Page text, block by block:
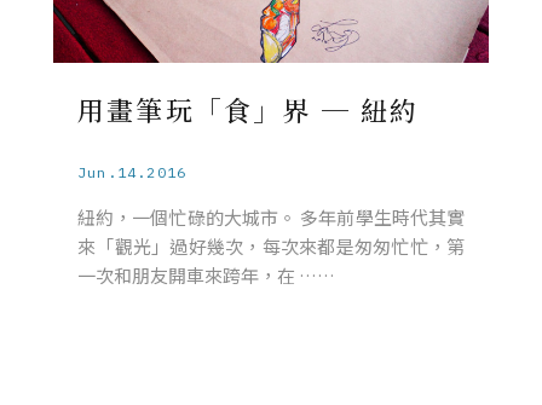
用畫筆玩「食」界 ─ 紐約
Jun.14.2016
紐約，一個忙碌的大城市。 多年前學生時代其實
來「觀光」過好幾次，每次來都是匆匆忙忙，第
一次和朋友開車來跨年，在 ……